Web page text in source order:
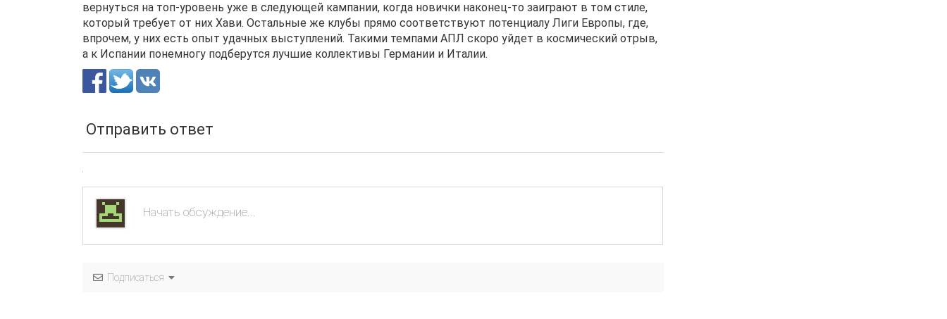
вернуться на топ-уровень уже в следующей кампании, когда новички наконец-то заиграют в том стиле,
который требует от них Хави. Остальные же клубы прямо соответствуют потенциалу Лиги Европы, где,
впрочем, у них есть опыт удачных выступлений. Такими темпами АПЛ скоро уйдет в космический отрыв,
а к Испании понемногу подберутся лучшие коллективы Германии и Италии.
Отправить ответ
Подписаться